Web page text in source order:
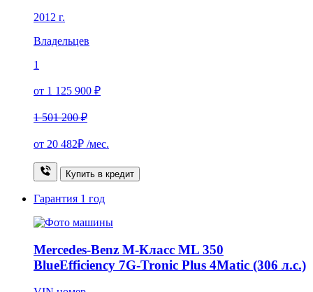
2012 г.
Владельцев
1
от 1 125 900 ₽
1 501 200 ₽
от 20 482₽ /мес.
Купить в кредит
Гарантия 1 год
Mercedes-Benz M-Класс ML 350
BlueEfficiency 7G-Tronic Plus 4Matic (306 л.с.)